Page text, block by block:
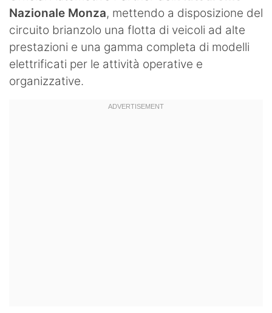
Nazionale Monza, mettendo a disposizione del
circuito brianzolo una flotta di veicoli ad alte
prestazioni e una gamma completa di modelli
elettrificati per le attività operative e
organizzative.